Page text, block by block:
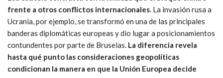
frente a otros conflictos internacionales. La invasión rusa a
Ucrania, por ejemplo, se transformó en una de las principales
banderas diplomáticas europeas y dio lugar a posicionamientos
contundentes por parte de Bruselas. La diferencia revela
hasta qué punto las consideraciones geopolíticas
condicionan la manera en que la Unión Europea decide